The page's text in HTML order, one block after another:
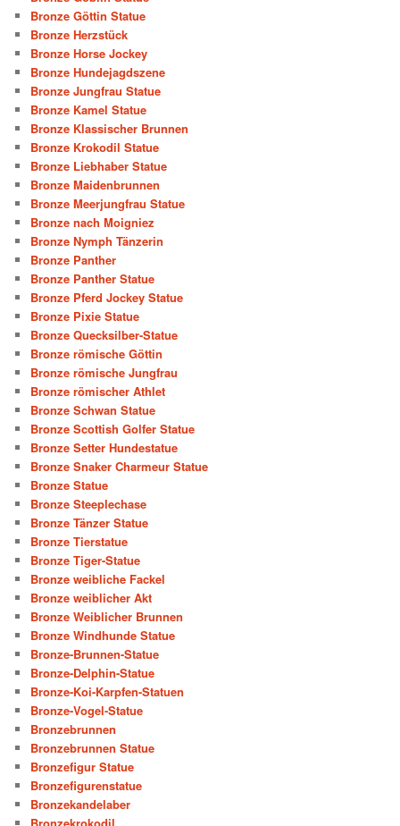
Bronze Göttin Statue
Bronze Herzstück
Bronze Horse Jockey
Bronze Hundejagdszene
Bronze Jungfrau Statue
Bronze Kamel Statue
Bronze Klassischer Brunnen
Bronze Krokodil Statue
Bronze Liebhaber Statue
Bronze Maidenbrunnen
Bronze Meerjungfrau Statue
Bronze nach Moigniez
Bronze Nymph Tänzerin
Bronze Panther
Bronze Panther Statue
Bronze Pferd Jockey Statue
Bronze Pixie Statue
Bronze Quecksilber-Statue
Bronze römische Göttin
Bronze römische Jungfrau
Bronze römischer Athlet
Bronze Schwan Statue
Bronze Scottish Golfer Statue
Bronze Setter Hundestatue
Bronze Snaker Charmeur Statue
Bronze Statue
Bronze Steeplechase
Bronze Tänzer Statue
Bronze Tierstatue
Bronze Tiger-Statue
Bronze weibliche Fackel
Bronze weiblicher Akt
Bronze Weiblicher Brunnen
Bronze Windhunde Statue
Bronze-Brunnen-Statue
Bronze-Delphin-Statue
Bronze-Koi-Karpfen-Statuen
Bronze-Vogel-Statue
Bronzebrunnen
Bronzebrunnen Statue
Bronzefigur Statue
Bronzefigurenstatue
Bronzekandelaber